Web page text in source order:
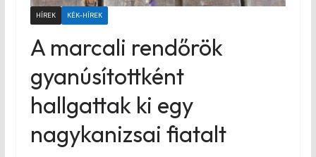
HÍREK KÉK-HÍREK
A marcali rendőrök
gyanúsítottként
hallgattak ki egy
nagykanizsai fiatalt